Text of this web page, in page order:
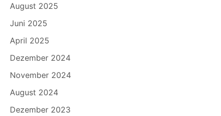
August 2025
Juni 2025
April 2025
Dezember 2024
November 2024
August 2024
Dezember 2023